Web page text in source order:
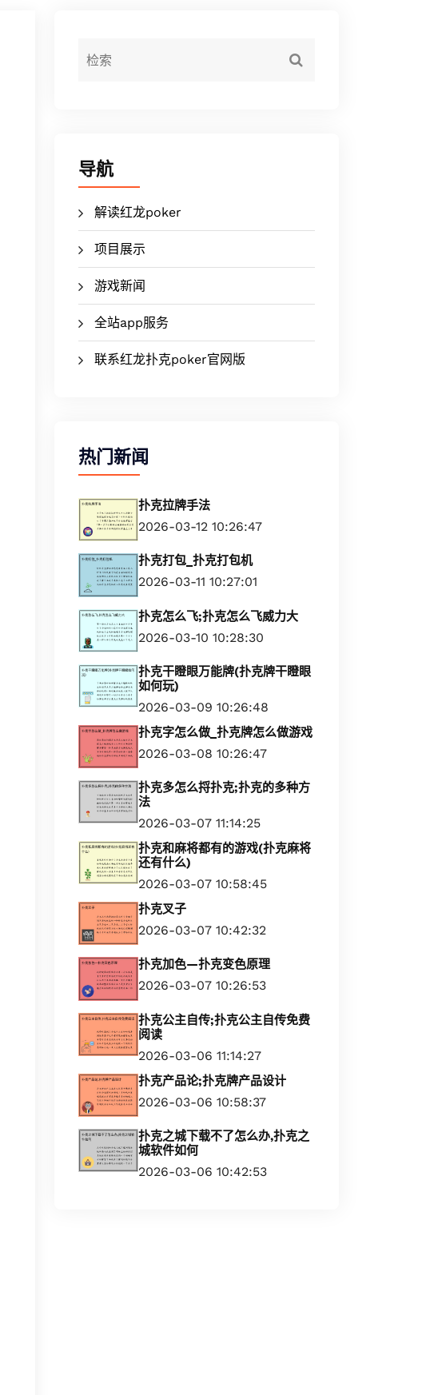
导航
解读红龙poker
项目展示
游戏新闻
全站app服务
联系红龙扑克poker官网版
热门新闻
扑克拉牌手法
2026-03-12 10:26:47
扑克打包_扑克打包机
2026-03-11 10:27:01
扑克怎么飞;扑克怎么飞威力大
2026-03-10 10:28:30
扑克干瞪眼万能牌(扑克牌干瞪眼
如何玩)
2026-03-09 10:26:48
扑克字怎么做_扑克牌怎么做游戏
2026-03-08 10:26:47
扑克多怎么捋扑克;扑克的多种方
法
2026-03-07 11:14:25
扑克和麻将都有的游戏(扑克麻将
还有什么)
2026-03-07 10:58:45
扑克叉子
2026-03-07 10:42:32
扑克加色—扑克变色原理
2026-03-07 10:26:53
扑克公主自传;扑克公主自传免费
阅读
2026-03-06 11:14:27
扑克产品论;扑克牌产品设计
2026-03-06 10:58:37
扑克之城下载不了怎么办,扑克之
城软件如何
2026-03-06 10:42:53